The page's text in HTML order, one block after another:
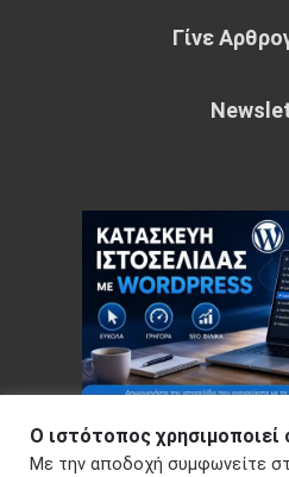
Γίνε
Ο ιστότοπος χρησιμοποιεί
Με την αποδοχή συμφωνείτε